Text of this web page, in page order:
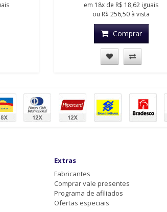
em 18x de R$ 18,62 iguais
ou R$ 256,50 à vista
Comprar
Extras
Fabricantes
Comprar vale presentes
Programa de afiliados
Ofertas especiais